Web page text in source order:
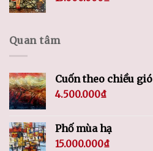
Quan tâm
Cuốn theo chiều gió
4.500.000₫
Phố mùa hạ
15.000.000₫